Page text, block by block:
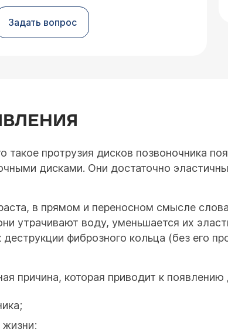
Задать вопрос
такое протрузия дисков позвоночника
дисками. Они достаточно
в прямом и переносном смысле
утрачивают воду, уменьшается их
деструкции фиброзного кольца (без его
причина, которая приводит к